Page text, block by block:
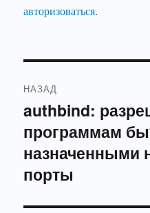
авторизоваться.
по
записям
НАЗАД
Предыдущая
запись:
authbind:
программам
назначенными
порты